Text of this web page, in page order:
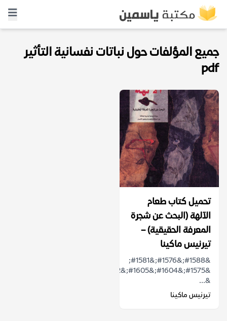
جميع المؤلفات حول نباتات نفسانية التأثير
pdf
تحميل كتاب طعام
الآلهة (البحث عن شجرة
المعرفة الحقيقية) –
تيرنيس ماكينا
&#1588;&#1576;&#1581;
&...
تيرنيس ماكينا